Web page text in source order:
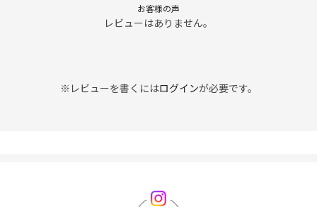
お客様の声
レビューはありません。
※レビューを書くにはログインが必要です。